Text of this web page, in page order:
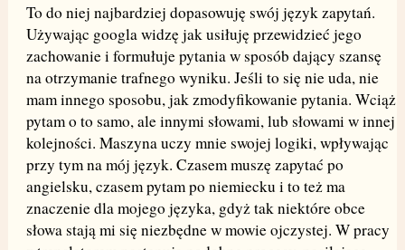
To do niej najbardziej dopasowuję swój język zapytań.
Używając googla widzę jak usiłuję przewidzieć jego
zachowanie i formułuje pytania w sposób dający szansę
na otrzymanie trafnego wyniku. Jeśli to się nie uda, nie
mam innego sposobu, jak zmodyfikowanie pytania. Wciąż
pytam o to samo, ale innymi słowami, lub słowami w innej
kolejności. Maszyna uczy mnie swojej logiki, wpływając
przy tym na mój język. Czasem muszę zapytać po
angielsku, czasem pytam po niemiecku i to też ma
znaczenie dla mojego języka, gdyż tak niektóre obce
słowa stają mi się niezbędne w mowie ojczystej. W pracy